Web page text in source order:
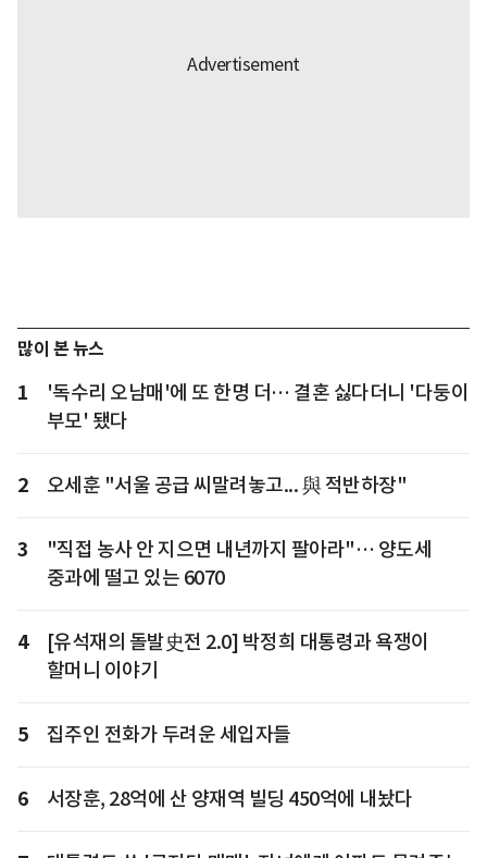
많이 본 뉴스
1
'독수리 오남매'에 또 한명 더… 결혼 싫다더니 '다둥이
부모' 됐다
2 오세훈 "서울 공급 씨말려놓고... 與 적반하장"
3
"직접 농사 안 지으면 내년까지 팔아라"… 양도세
중과에 떨고 있는 6070
4
[유석재의 돌발史전 2.0] 박정희 대통령과 욕쟁이
할머니 이야기
5 집주인 전화가 두려운 세입자들
6 서장훈, 28억에 산 양재역 빌딩 450억에 내놨다